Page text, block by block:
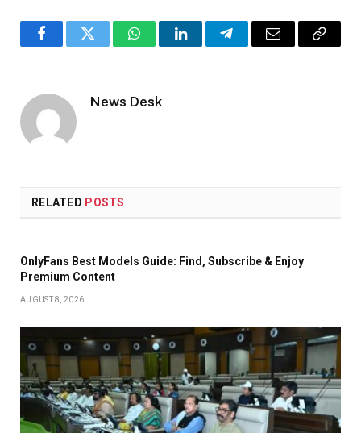
FacebookTwitter WhatsAppLinkedInTelegramEmail
Copy
News Desk
RELATED POSTS
OnlyFans Best Models Guide: Find, Subscribe & Enjoy
Premium Content
AUGUST 8, 2026